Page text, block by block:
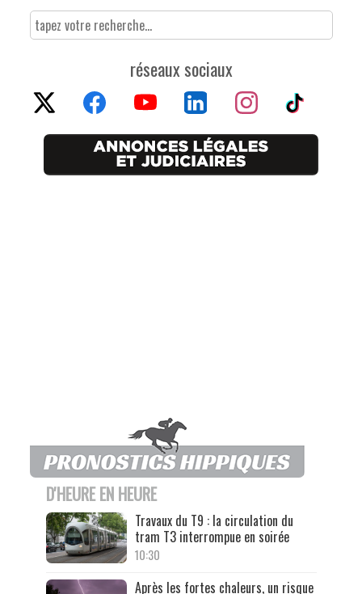
réseaux sociaux
D'HEURE EN HEURE
Travaux du T9 : la circulation du
tram T3 interrompue en soirée
10:30
Après les fortes chaleurs, un risque